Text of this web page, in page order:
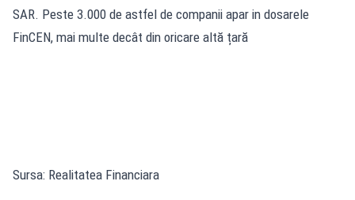
SAR. Peste 3.000 de astfel de companii apar in dosarele
FinCEN, mai multe decât din oricare altă țară
Sursa: Realitatea Financiara